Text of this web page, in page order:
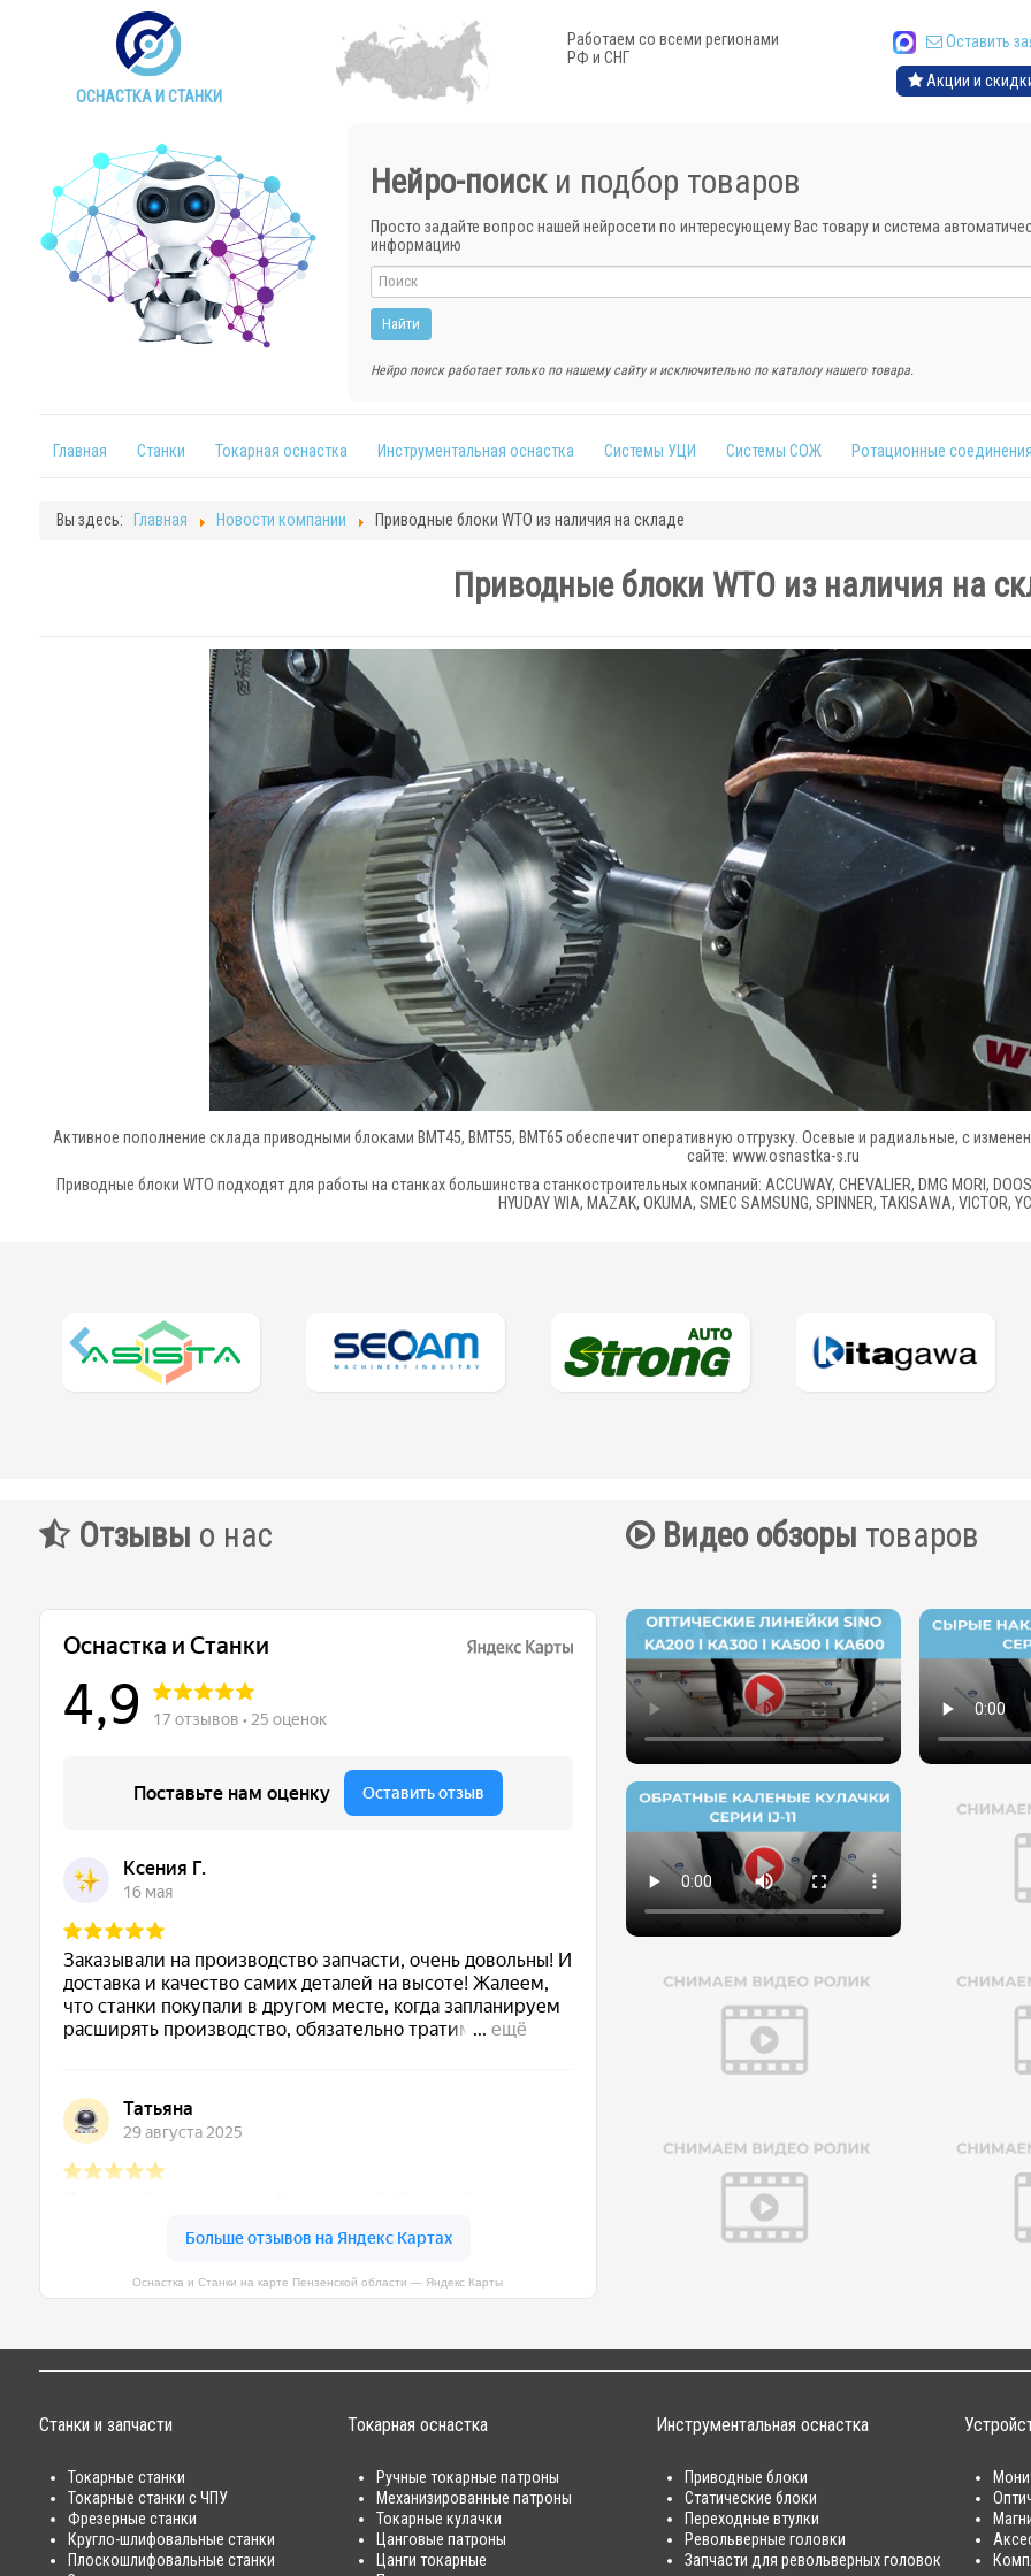
ОСНАСТКА И СТАНКИ
Работаем со всеми регионами
РФ и СНГ
Оставить
Акции и
Нейро-поиски подбор товаров
Просто задайте вопрос нашей нейросети по интересующему Вас товару и система
информацию
Нейро поиск работает только по нашему сайту и исключительно по каталогу нашего товара.
Главная Станки Токарная оснастка Инструментальная оснастка Системы УЦИ Системы СОЖ Ротационные
Вы здесь: Главная Новости компании Приводные блоки WTO из наличия на складе
Приводные блоки WTO из наличия на
Активное пополнение склада приводными блоками ВМТ45, ВМТ55, ВМТ65 обеспечит оперативную отгрузку. Осевые и радиальные, с
сайте: www.osnastka-s.ru
Приводные блоки WTO подходят для работы на станках большинства станкостроительных компаний: ACCUWAY, CHEVALIER, DMG MORI,
HYUDAY WIA, MAZAK, OKUMA, SMEC SAMSUNG, SPINNER, TAKISAWA, VICTOR,
Отзывы о нас
Оснастка и Станки на карте Пензенской области — Яндекс Карты
Видео обзоры товаров
Станки и запчасти
Токарные станки
Токарные станки с ЧПУ
Фрезерные станки
Кругло-шлифовальные станки
Плоскошлифовальные станки
Токарная оснастка
Ручные токарные патроны
Механизированные патроны
Токарные кулачки
Цанговые патроны
Цанги токарные
Инструментальная оснастка
Приводные блоки
Статические блоки
Переходные втулки
Револьверные головки
Запчасти для револьверных головок